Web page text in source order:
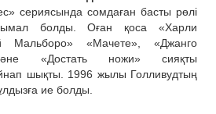
сериясында сомдаған басты рөлі
болды. Оған қоса «Харли
Мальборо» «Мачете», «Джанго
«Достать ножи» сияқты
шықты. 1996 жылы Голливудтың
ие болды.